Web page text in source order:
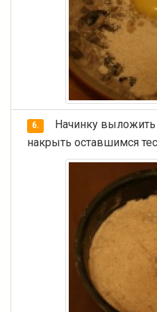
6.
Начинку
накрыть оставшимся